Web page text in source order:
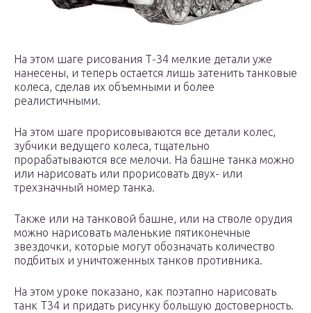
На этом шаге рисования Т-34 мелкие детали уже
нанесены, и теперь остается лишь затенить танковые
колеса, сделав их объемными и более
реалистичными.
На этом шаге прорисовываются все детали колес,
зубчики ведущего колеса, тщательно
прорабатываются все мелочи. На башне танка можно
или нарисовать или прорисовать двух- или
трехзначный номер танка.
Также или на танковой башне, или на стволе орудия
можно нарисовать маленькие пятиконечные
звездочки, которые могут обозначать количество
подбитых и уничтоженных танков противника.
На этом уроке показано, как поэтапно нарисовать
танк Т34 и придать рисунку большую достоверность.